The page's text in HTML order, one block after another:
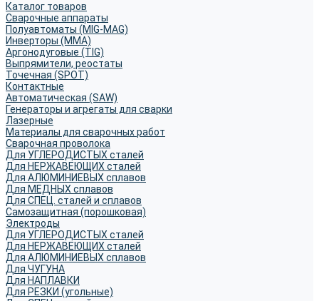
Каталог товаров
Сварочные аппараты
Полуавтоматы (MIG-MAG)
Инверторы (MMA)
Аргонодуговые (TIG)
Выпрямители, реостаты
Точечная (SPOT)
Контактные
Автоматическая (SAW)
Генераторы и агрегаты для сварки
Лазерные
Материалы для сварочных работ
Сварочная проволока
Для УГЛЕРОДИСТЫХ сталей
Для НЕРЖАВЕЮЩИХ сталей
Для АЛЮМИНИЕВЫХ сплавов
Для МЕДНЫХ сплавов
Для СПЕЦ. сталей и сплавов
Самозащитная (порошковая)
Электроды
Для УГЛЕРОДИСТЫХ сталей
Для НЕРЖАВЕЮЩИХ сталей
Для АЛЮМИНИЕВЫХ сплавов
Для ЧУГУНА
Для НАПЛАВКИ
Для РЕЗКИ (угольные)